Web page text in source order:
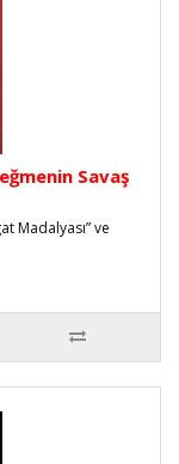
Savaş
Madalyası” ve